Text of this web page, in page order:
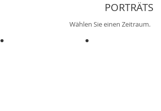
PORTRÄTS
Wählen Sie einen Zeitraum.